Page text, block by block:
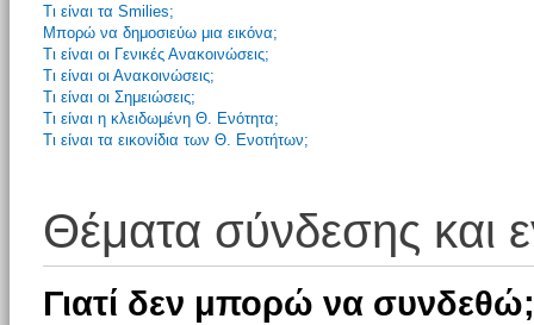
Τι είναι τα Smilies;
Μπορώ να δημοσιεύω μια εικόνα;
Τι είναι οι Γενικές Ανακοινώσεις;
Τι είναι οι Ανακοινώσεις;
Τι είναι οι Σημειώσεις;
Τι είναι η κλειδωμένη Θ. Ενότητα;
Τι είναι τα εικονίδια των Θ. Ενοτήτων;
Θέματα σύνδεσης και
Γιατί δεν μπορώ να συνδεθώ;